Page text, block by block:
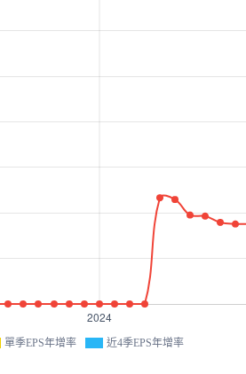
單季EPS年增率 近4季EPS年增率